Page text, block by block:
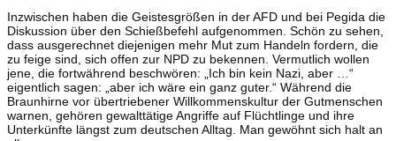
Inzwischen haben die Geistesgrößen in der AFD und bei Pegida die
Diskussion über den Schießbefehl aufgenommen. Schön zu sehen,
dass ausgerechnet diejenigen mehr Mut zum Handeln fordern, die
zu feige sind, sich offen zur NPD zu bekennen. Vermutlich wollen
jene, die fortwährend beschwören: „Ich bin kein Nazi, aber …“
eigentlich sagen: „aber ich wäre ein ganz guter.“ Während die
Braunhirne vor übertriebener Willkommenskultur der Gutmenschen
warnen, gehören gewalttätige Angriffe auf Flüchtlinge und ihre
Unterkünfte längst zum deutschen Alltag. Man gewöhnt sich halt an